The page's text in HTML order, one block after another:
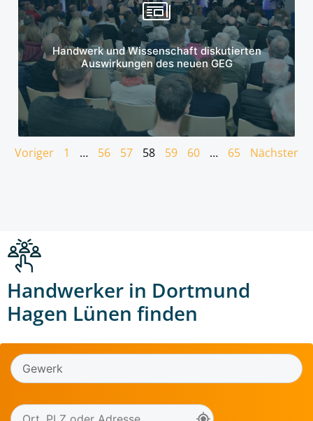
Handwerk und Wissenschaft diskutierten
Auswirkungen des neuen GEG
Mehr erfahren
Voriger 1 … 56 57 58 59 60 … 65 Nächster
Handwerker in Dortmund
Hagen Lünen finden